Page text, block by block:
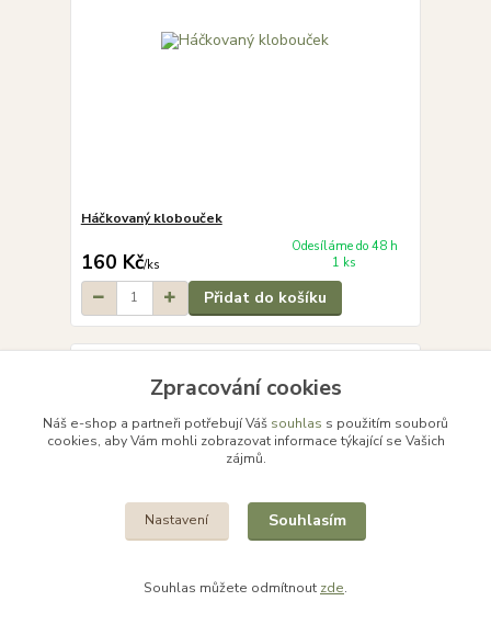
Háčkovaný klobouček
160 Kč/ks
Odesíláme do 48 h
1 ks
Přidat do košíku
Zpracování cookies
Náš e-shop a partneři potřebují Váš souhlas s použitím souborů
cookies, aby Vám mohli zobrazovat informace týkající se Vašich
zájmů.
Nastavení Souhlasím
Souhlas můžete odmítnout zde.